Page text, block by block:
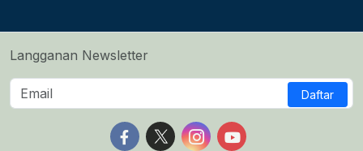
Langganan Newsletter
Daftar
Follow us on Facebook
Follow us on X
Follow us on Instagram
Follow us on